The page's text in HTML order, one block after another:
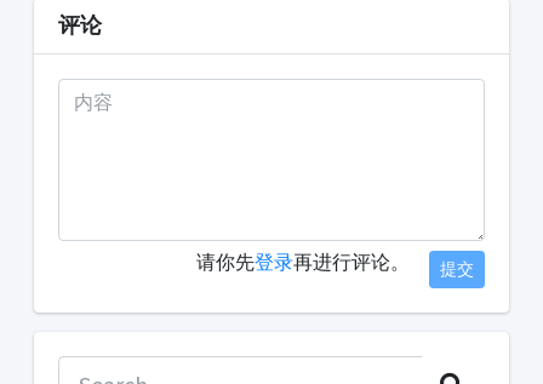
评论
请你先登录再进行评论。 提交